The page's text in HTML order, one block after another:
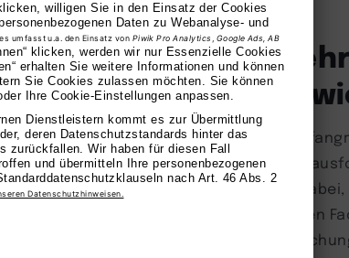
Hochkarätige
persönliche
Unsere Dozierenden bringen
Praxis mit. Sie verstehen die
Branche und unterstützen Sie
anzuwenden. Mit ihrem fundierten
Leidenschaft für Lehre und